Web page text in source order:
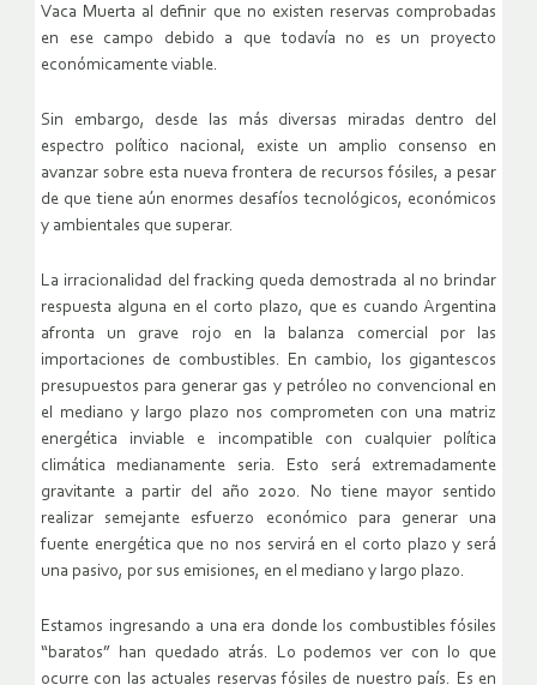
Vaca Muerta al definir que no existen reservas comprobadas
en ese campo debido a que todavía no es un proyecto
económicamente viable.
Sin embargo, desde las más diversas miradas dentro del
espectro político nacional, existe un amplio consenso en
avanzar sobre esta nueva frontera de recursos fósiles, a pesar
de que tiene aún enormes desafíos tecnológicos, económicos
y ambientales que superar.
La irracionalidad del fracking queda demostrada al no brindar
respuesta alguna en el corto plazo, que es cuando Argentina
afronta un grave rojo en la balanza comercial por las
importaciones de combustibles. En cambio, los gigantescos
presupuestos para generar gas y petróleo no convencional en
el mediano y largo plazo nos comprometen con una matriz
energética inviable e incompatible con cualquier política
climática medianamente seria. Esto será extremadamente
gravitante a partir del año 2020. No tiene mayor sentido
realizar semejante esfuerzo económico para generar una
fuente energética que no nos servirá en el corto plazo y será
una pasivo, por sus emisiones, en el mediano y largo plazo.
Estamos ingresando a una era donde los combustibles fósiles
“baratos” han quedado atrás. Lo podemos ver con lo que
ocurre con las actuales reservas fósiles de nuestro país. Es en